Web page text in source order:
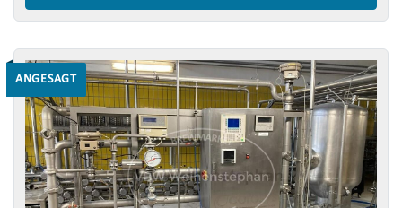
ANGESAGT